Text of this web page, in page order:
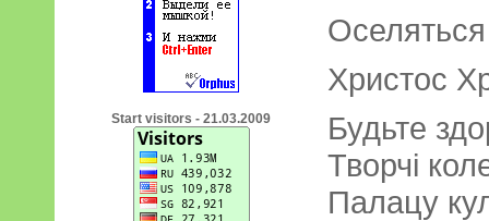
Start visitors - 21.03.2009
Оселяться
Христос
Будьте
Творчі
Палацу